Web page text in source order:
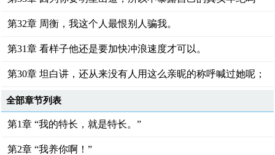
第32章 周衡，我这个人最恨别人骗我。
第31章 看样子他还是要加快冲浪速度才可以。
第30章 坦白讲，还从来没有人用这么亲昵的称呼喊过她呢；
全部章节列表
第1章 “我的特长，就是特长。”
第2章 “我养你啊！”